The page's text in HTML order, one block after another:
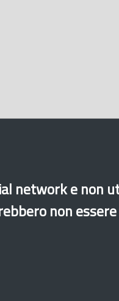
network e non
non